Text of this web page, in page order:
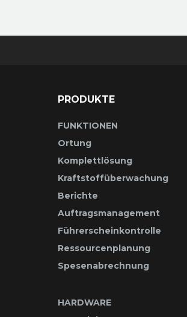
PRODUKTE
FUNKTIONEN
Ortung
Komplettlösung
Kraftstoffüberwachung
Berichte
Auftragsmanagement
Führerscheinkontrolle
Ressourcenplanung
Spesenabrechnung
HARDWARE